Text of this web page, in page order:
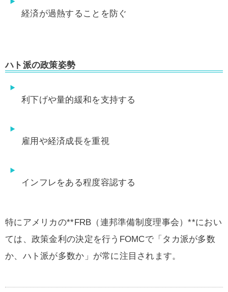
経済が過熱することを防ぐ
ハト派の政策姿勢
利下げや量的緩和を支持する
雇用や経済成長を重視
インフレをある程度容認する
特にアメリカの**FRB（連邦準備制度理事会）**におい
ては、政策金利の決定を行うFOMCで「タカ派が多数
か、ハト派が多数か」が常に注目されます。